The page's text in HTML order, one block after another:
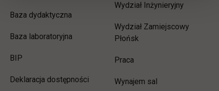
Baza dydaktyczna
Baza laboratoryjna
BIP link otwiera się w nowej karcie
Deklaracja dostępności
Wydział Inżynieryjny
Wydział Zamiejscowy
Płońsk
Praca
Wynajem sal